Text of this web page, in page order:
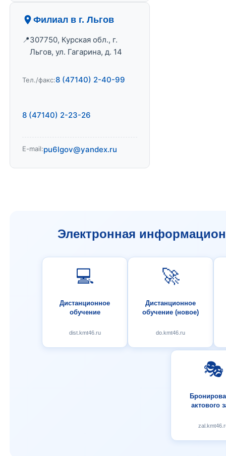
Филиал в г. Льгов
307750, Курская обл., г.
Льгов, ул. Гагарина, д. 14
Тел./факс:8 (47140) 2-40-99
8 (47140) 2-23-26
E-mail:pu6lgov@yandex.ru
Электронная
💻
Дистанционное
обучение
dist.kmt46.ru
🚀
Дистанционное
обучение (новое)
do.kmt46.ru
🎭
актового